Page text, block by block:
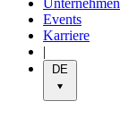
Events
Karriere
|
DE